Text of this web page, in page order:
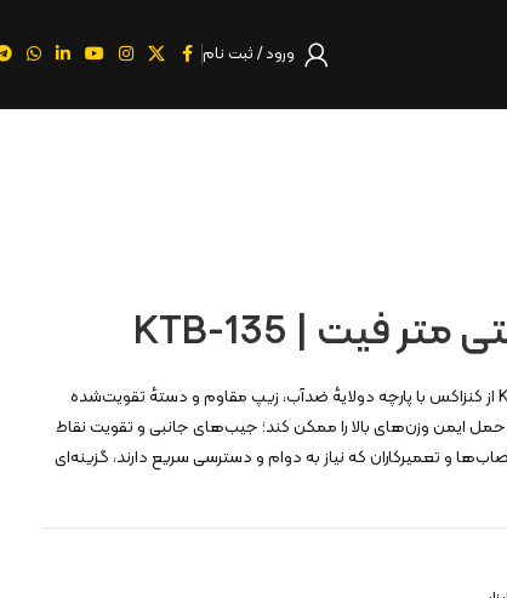
ورود / ثبت نام
کیف ابزار ۳۵ سانتی‌ متر فیت KTB-135 از کنزاکس با پارچه دولایهٔ ضدآب، زیپ مقاوم و دستهٔ تقویت‌شده
ایمن وزن‌های بالا را ممکن کند؛ جیب‌های جانبی و تقویت نقاط
و تعمیرکاران که نیاز به دوام و دسترسی سریع دارند، گزینه‌ای